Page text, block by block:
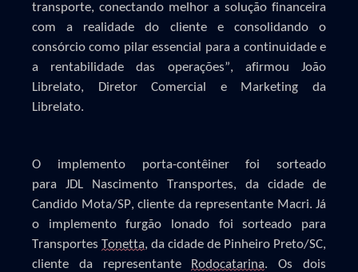
transporte, conectando melhor a solução financeira
com a realidade do cliente e consolidando o
consórcio como pilar essencial para a continuidade e
a rentabilidade das operações”, afirmou João
Librelato, Diretor Comercial e Marketing da
Librelato.
O implemento porta-contêiner foi sorteado
para JDL Nascimento Transportes, da cidade de
Candido Mota/SP, cliente da representante Macri. Já
o implemento
furgão lonado foi sorteado para
Transportes Tonetta, da cidade de Pinheiro Preto/SC,
cliente da representante Rodocatarina.Os dois